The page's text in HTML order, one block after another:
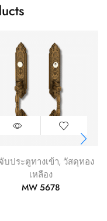
บประตูทางเข้า, วัสดุทอง
เหลือง
MW 5678